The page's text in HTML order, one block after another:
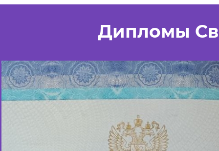
Дипломы